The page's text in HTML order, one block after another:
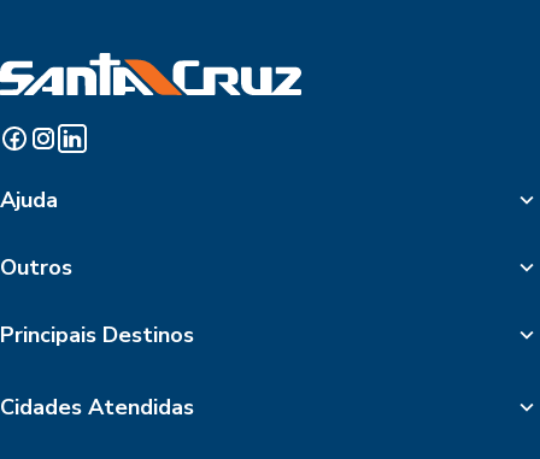
Ajuda
Outros
Principais Destinos
Cidades Atendidas